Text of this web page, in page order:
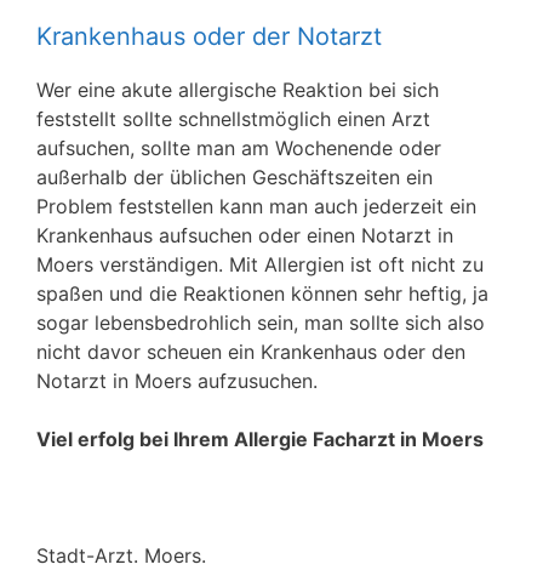
Krankenhaus oder der Notarzt
Wer eine akute allergische Reaktion bei sich
feststellt sollte schnellstmöglich einen Arzt
aufsuchen, sollte man am Wochenende oder
außerhalb der üblichen Geschäftszeiten ein
Problem feststellen kann man auch jederzeit ein
Krankenhaus aufsuchen oder einen Notarzt in
Moers verständigen. Mit Allergien ist oft nicht zu
spaßen und die Reaktionen können sehr heftig, ja
sogar lebensbedrohlich sein, man sollte sich also
nicht davor scheuen ein Krankenhaus oder den
Notarzt in Moers aufzusuchen.
Viel erfolg bei Ihrem Allergie Facharzt in Moers
Stadt-Arzt. Moers.